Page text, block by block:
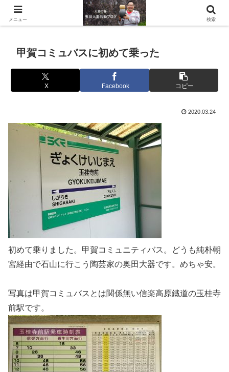
滋賀県の信楽で水琴窟や水鉢などの陶器を作っています。
甲賀コミュバスに初めて乗った
X Facebook コピー
2020.03.24
初めて乗りました。甲賀コミュニティバス。どうも純朴朝
宮経由で石山に行こう陶芸家の奥田大器です。めちゃ安。
写真は甲賀コミュバスとは関係無い信楽高原鐡道の玉桂寺
前駅です。
メニュー 検索